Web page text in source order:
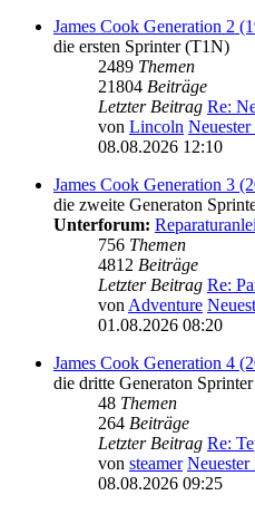
James Cook Generation 2
die ersten Sprinter (T1N)
2489 Themen
21804 Beiträge
Letzter Beitrag Re:
von Lincoln
08.08.2026 12:10
James Cook Generation 3
die zweite Generaton
Unterforum:
756 Themen
4812 Beiträge
Letzter Beitrag Re:
vonAdventure
01.08.2026 08:20
James Cook Generation 4
die dritte Generaton
48 Themen
264 Beiträge
Letzter Beitrag Re:
von steamer Neuester
08.08.2026 09:25